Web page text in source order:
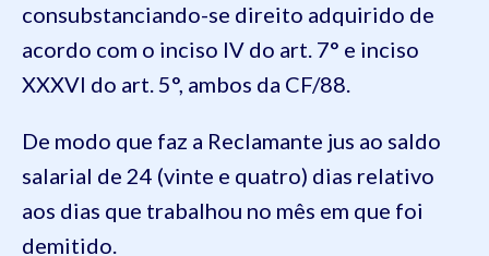
consubstanciando-se direito adquirido de
acordo com o inciso IV do art. 7° e inciso
XXXVI do art. 5°, ambos da CF/88.
De modo que faz a Reclamante jus ao saldo
salarial de 24 (vinte e quatro) dias relativo
aos dias que trabalhou no mês em que foi
demitido.